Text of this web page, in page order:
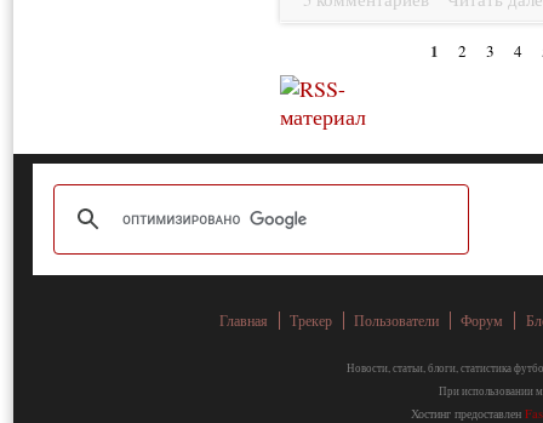
1 2 3 4
Главная Трекер Пользователи Форум
Новости, статьи, блоги, статистика
При использовании
Хостинг предоставлен